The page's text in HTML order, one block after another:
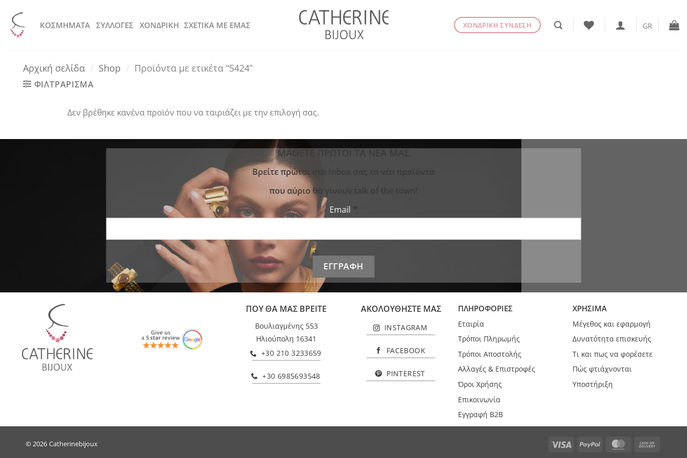
στο
περιεχόμενο
KOΣΜΗΜΑΤΑ ΣΥΛΛΟΓΕΣ ΧΟΝΔΡΙΚΗ ΣΧΕΤΙΚΑ ΜΕ ΕΜΑΣ ΧΟΝΔΡΙΚΗ ΣΥΝΔΕΣΗ GR
Αρχική σελίδα / Shop / Προϊόντα με ετικέτα “5424”
ΦΙΛΤΡΑΡΙΣΜΑ
Δεν βρέθηκε κανένα προϊόν που να ταιριάζει με την επιλογή σας.
ΜΑΘΕΤΕ ΠΡΩΤΟΙ ΤΑ ΝΕΑ ΜΑΣ
Bρείτε πρώτοι στο Inbox σας τα νέα προϊόντα
που αύριο θα γίνουν talk of the town!
Email
ΠΟΥ ΘΑ ΜΑΣ ΒΡΕΙΤΕ
Βουλιαγμένης 553
Ηλιούπολη 16341
+30 210 3233659
+30 6985693548
ΑΚΟΛΟΥΘΗΣΤΕ ΜΑΣ
INSTAGRAM
FACEBOOK
PINTEREST
ΠΛΗΡΟΦΟΡΙΕΣ
Εταιρία
Τρόποι Πληρωμής
Τρόποι Αποστολής
Αλλαγές & Επιστροφές
Όροι Χρήσης
Επικοινωνία
Εγγραφή B2B
ΧΡΗΣΙΜΑ
Μέγεθος και εφαρμογή
Δυνατότητα επισκευής
Τι και πως να φορέσετε
Πώς φτιάχνονται
Υποστήριξη
Visa PayPal MasterCard
© 2026 Catherinebijoux